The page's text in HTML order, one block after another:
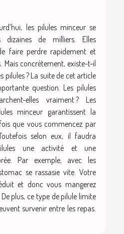
les pilules minceur se
de milliers. Elles
faire perdre rapidement et
concrètement, existe-t-il
pilules ? La suite de cet article
question. Les pilules
elles vraiment ? Les
minceur garantissent la
que vous commencez par
selon eux, il faudra
une activité et une
Par exemple, avec les
se rassasie vite. Votre
et donc vous mangerez
plus, ce type de pilule limite
survenir entre les repas.